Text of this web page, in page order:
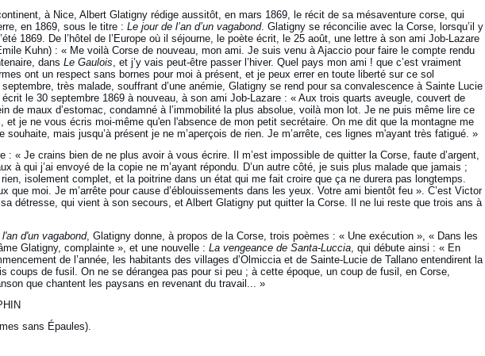
à Nice, Albert Glatigny rédige aussitôt, en mars 1869, le récit de sa mésaventure corse, qui
en 1869, sous le titre : Le jour de l’an d’un vagabond. Glatigny se réconcilie avec la Corse, lorsqu’il y
1869. De l’hôtel de l’Europe où il séjourne, le poète écrit, le 25 août, une lettre à son ami Job-Lazare
Kuhn) : « Me voilà Corse de nouveau, mon ami. Je suis venu à Ajaccio pour faire le compte rendu
dans Le Gaulois, et j’y vais peut-être passer l’hiver. Quel pays mon ami ! que c’est vraiment
ont un respect sans bornes pour moi à présent, et je peux errer en toute liberté sur ce sol
très malade, souffrant d’une anémie, Glatigny se rend pour sa convalescence à Sainte Lucie
écrit le 30 septembre 1869 à nouveau, à son ami Job-Lazare : « Aux trois quarts aveugle, couvert de
de maux d’estomac, condamné à l’immobilité la plus absolue, voilà mon lot. Je ne puis même lire ce
et je ne vous écris moi-même qu'en l'absence de mon petit secrétaire. On me dit que la montagne me
souhaite, mais jusqu’à présent je ne m’aperçois de rien. Je m’arrête, ces lignes m'ayant très fatigué. »
: « Je crains bien de ne plus avoir à vous écrire. Il m’est impossible de quitter la Corse, faute d’argent,
à qui j’ai envoyé de la copie ne m’ayant répondu. D’un autre côté, je suis plus malade que jamais ;
isolement complet, et la poitrine dans un état qui me fait croire que ça ne durera pas longtemps.
que moi. Je m’arrête pour cause d’éblouissements dans les yeux. Votre ami bientôt feu ». C’est Victor
sa détresse, qui vient à son secours, et Albert Glatigny put quitter la Corse. Il ne lui reste que trois ans à
d'un vagabond, Glatigny donne, à propos de la Corse, trois poèmes : « Une exécution », « Dans les
Glatigny, complainte », et une nouvelle : La vengeance de Santa-Luccia, qui débute ainsi : « En
de l’année, les habitants des villages d’Olmiccia et de Sainte-Lucie de Tallano entendirent la
coups de fusil. On ne se dérangea pas pour si peu ; à cette époque, un coup de fusil, en Corse,
que chantent les paysans en revenant du travail... »
sans Épaules).